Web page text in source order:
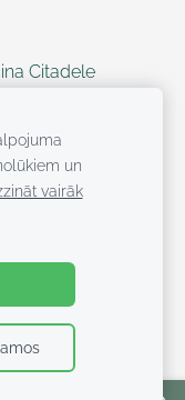
Citadele
KIDS
un
vairāk